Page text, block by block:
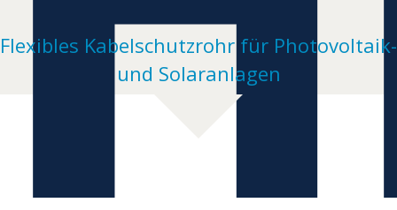
Flexibles Kabelschutzrohr für Photovoltaik-
und Solaranlagen